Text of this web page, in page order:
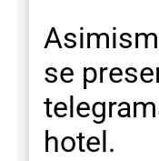
se
hotel.